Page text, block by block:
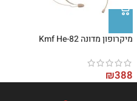
מיקרופון מדונה Kmf He-82
₪388